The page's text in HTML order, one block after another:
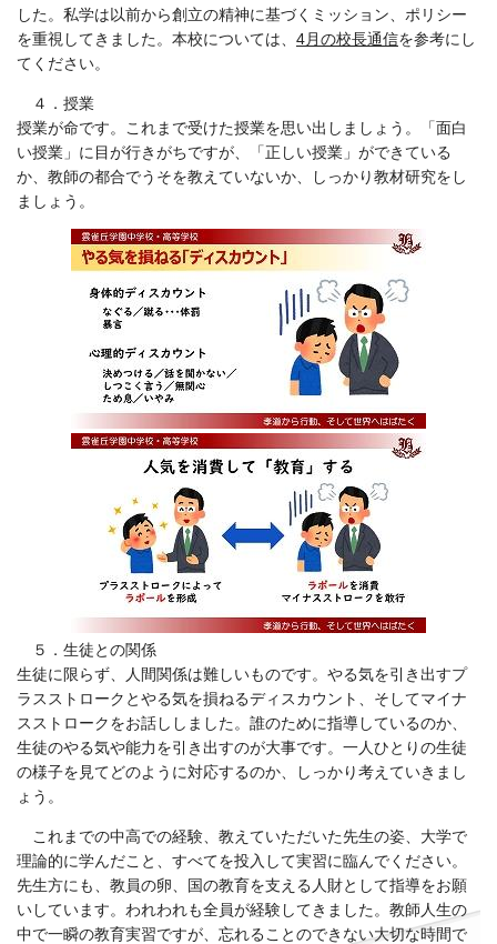
した。私学は以前から創立の精神に基づくミッション、ポリシー
を重視してきました。本校については、 4月の校長通信を参考にし
てください。
４．授業
授業が命です。これまで受けた授業を思い出しましょう。「面白
い授業」に目が行きがちですが、「正しい授業」ができている
か、教師の都合でうそを教えていないか、しっかり教材研究をし
ましょう。
５．生徒との関係
生徒に限らず、人間関係は難しいものです。やる気を引き出すプ
ラスストロークとやる気を損ねるディスカウント、そしてマイナ
スストロークをお話ししました。誰のために指導しているのか、
生徒のやる気や能力を引き出すのが大事です。一人ひとりの生徒
の様子を見てどのように対応するのか、しっかり考えていきまし
ょう。
これまでの中高での経験、教えていただいた先生の姿、大学で
理論的に学んだこと、すべてを投入して実習に臨んでください。
先生方にも、教員の卵、国の教育を支える人財として指導をお願
いしています。われわれも全員が経験してきました。教師人生の
中で一瞬の教育実習ですが、忘れることのできない大切な時間で